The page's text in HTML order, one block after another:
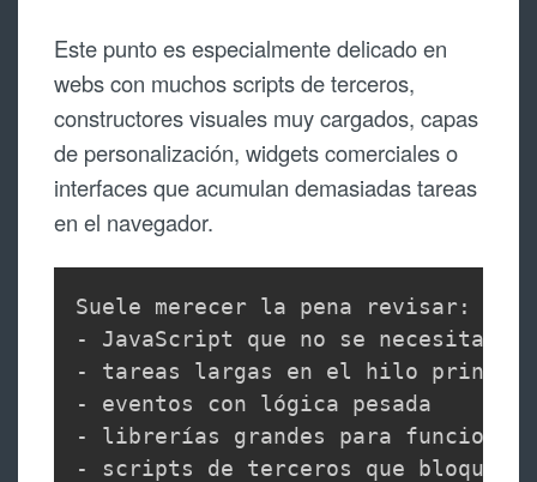
Este punto es especialmente delicado en
webs con muchos scripts de terceros,
constructores visuales muy cargados, capas
de personalización, widgets comerciales o
interfaces que acumulan demasiadas tareas
en el navegador.
Suele merecer la pena revisar:
- JavaScript que no se necesita al
- tareas largas en el hilo
- eventos con lógica pesada
- librerías grandes para funciones
- scripts de terceros que